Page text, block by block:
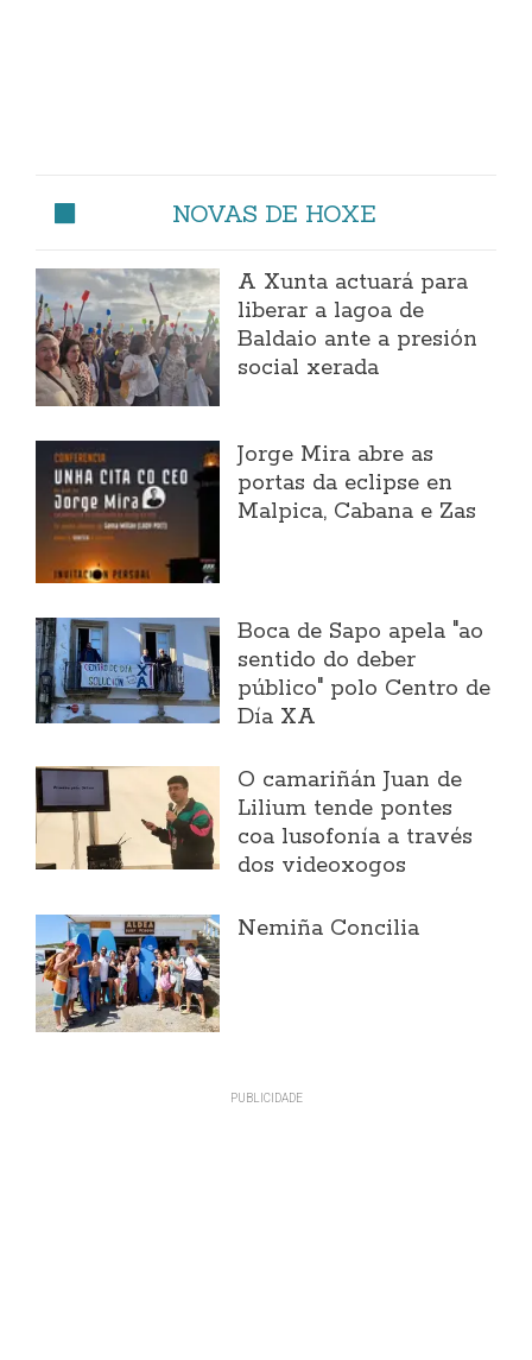
NOVAS DE HOXE
A Xunta actuará para
liberar a lagoa de
Baldaio ante a presión
social xerada
Jorge Mira abre as
portas da eclipse en
Malpica, Cabana e Zas
Boca de Sapo apela "ao
sentido do deber
público" polo Centro de
Día XA
O camariñán Juan de
Lilium tende pontes
coa lusofonía a través
dos videoxogos
Nemiña Concilia